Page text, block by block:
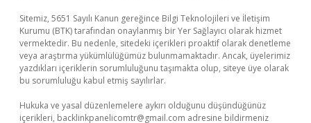
Sitemiz, 5651 Sayılı Kanun gereğince Bilgi Teknolojileri ve İletişim
Kurumu (BTK) tarafından onaylanmış bir Yer Sağlayıcı olarak hizmet
vermektedir. Bu nedenle, sitedeki içerikleri proaktif olarak denetleme
veya araştırma yükümlülüğümüz bulunmamaktadır. Ancak, üyelerimiz
yazdıkları içeriklerin sorumluluğunu taşımakta olup, siteye üye olarak
bu sorumluluğu kabul etmiş sayılırlar.
Hukuka ve yasal düzenlemelere aykırı olduğunu düşündüğünüz
içerikleri, backlinkpanelicomtr@gmail.com adresine bildirmeniz